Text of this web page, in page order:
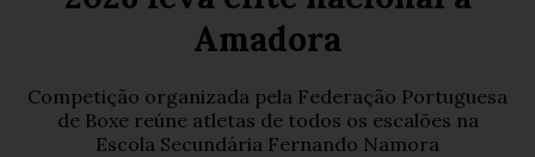
Amadora
Competição organizada pela Federação Portuguesa
de Boxe reúne atletas de todos os escalões na
Escola Secundária Fernando Namora